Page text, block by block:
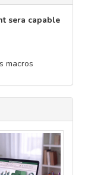
sera capable
macros